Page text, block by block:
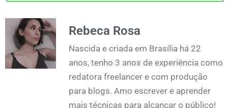
Rebeca Rosa
Nascida e criada em Brasília há 22
anos, tenho 3 anos de experiência como
redatora freelancer e com produção
para blogs. Amo escrever e aprender
mais técnicas para alcançar o público!